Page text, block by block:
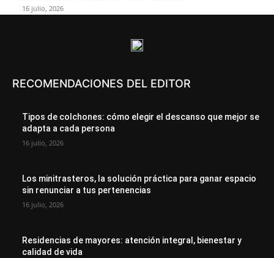
16 julio, 2026
RECOMENDACIONES DEL EDITOR
Tipos de colchones: cómo elegir el descanso que mejor se
adapta a cada persona
16 julio, 2026
Los minitrasteros, la solución práctica para ganar espacio
sin renunciar a tus pertenencias
16 julio, 2026
Residencias de mayores: atención integral, bienestar y
calidad de vida